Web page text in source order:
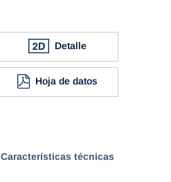
Detalle
Hoja de datos
Características técnicas